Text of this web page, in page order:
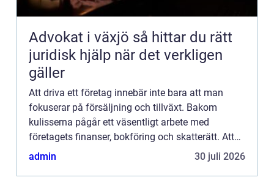
Advokat i växjö så hittar du rätt
juridisk hjälp när det verkligen
gäller
Att driva ett företag innebär inte bara att man
fokuserar på försäljning och tillväxt. Bakom
kulisserna pågår ett väsentligt arbete med
företagets finanser, bokföring och skatterätt. Att
hitta rätt redovisningsbyrå kan vara avgörande för
admin 30 juli 2026